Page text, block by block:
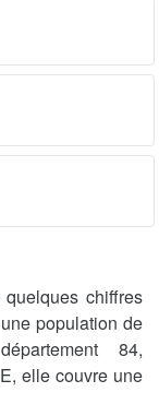
chiffres
population de
84,
elle couvre une